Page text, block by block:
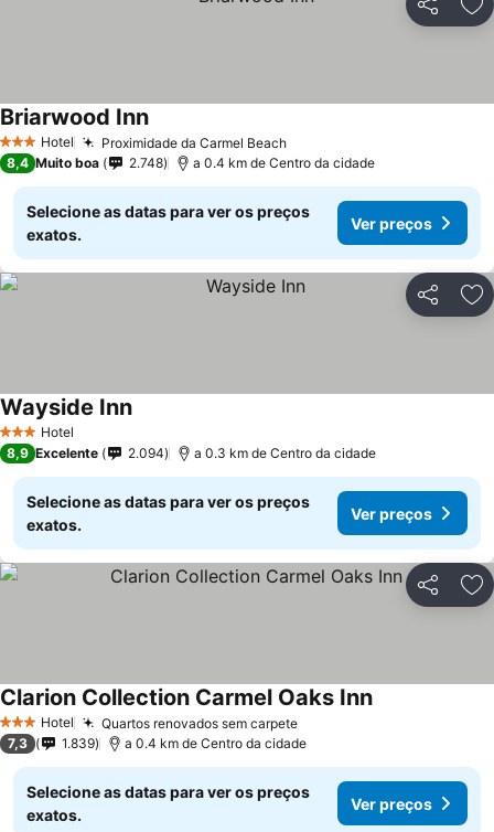
Partilhar
3 EstrelasHotel Proximidade da Carmel Beach
Briarwood Inn
8,4 Muito boa 2.748 a 0.4 km de Centro da cidade
Selecione as datas para ver os preços
exatos.
Ver preços
Partilhar
3 EstrelasHotel
Wayside Inn
8,9 Excelente 2.094 a 0.3 km de Centro da cidade
Selecione as datas para ver os preços
exatos.
Ver preços
Partilhar
3 EstrelasHotel Quartos renovados sem carpete
Clarion Collection Carmel Oaks Inn
7,3 1.839 a 0.4 km de Centro da cidade
Selecione as datas para ver os preços
exatos.
Ver preços